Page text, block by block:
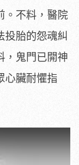
。不料，醫院
投胎的怨魂糾
鬼門已開神
心臟耐懼指